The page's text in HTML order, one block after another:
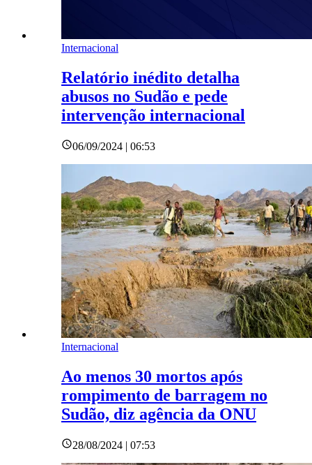
Internacional
Relatório inédito detalha
abusos no Sudão e pede
intervenção internacional
06/09/2024 | 06:53
Internacional
Ao menos 30 mortos após
rompimento de barragem no
Sudão, diz agência da ONU
28/08/2024 | 07:53